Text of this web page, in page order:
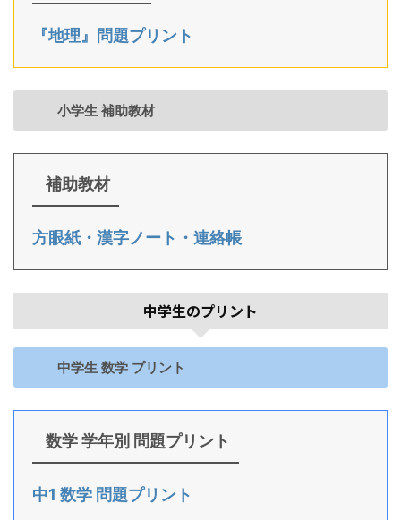
『地理』問題プリント
小学生 補助教材
補助教材
方眼紙・漢字ノート・連絡帳
中学生のプリント
中学生 数学 プリント
数学 学年別 問題プリント
中1 数学 問題プリント